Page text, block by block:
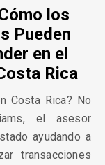
los
Pueden
en el
Rica
Costa Rica? No
el asesor
ayudando a
transacciones